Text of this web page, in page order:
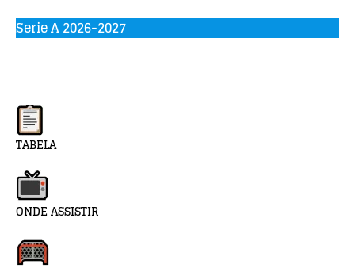
Serie A 2026-2027
TABELA
ONDE ASSISTIR